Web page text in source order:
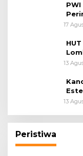
RI,
17
13
13
Peristiwa